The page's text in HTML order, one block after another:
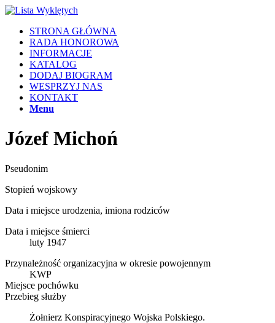
STRONA GŁÓWNA
RADA HONOROWA
INFORMACJE
KATALOG
DODAJ BIOGRAM
WESPRZYJ NAS
KONTAKT
Menu
Józef Michoń
Pseudonim
Stopień wojskowy
Data i miejsce urodzenia, imiona rodziców
Data i miejsce śmierci
luty 1947
Przynależność organizacyjna w okresie powojennym
KWP
Miejsce pochówku
Przebieg służby
Żołnierz Konspiracyjnego Wojska Polskiego.